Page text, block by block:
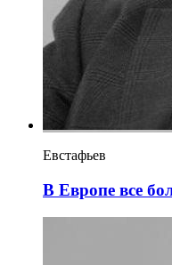
Евстафьев
В Европе все